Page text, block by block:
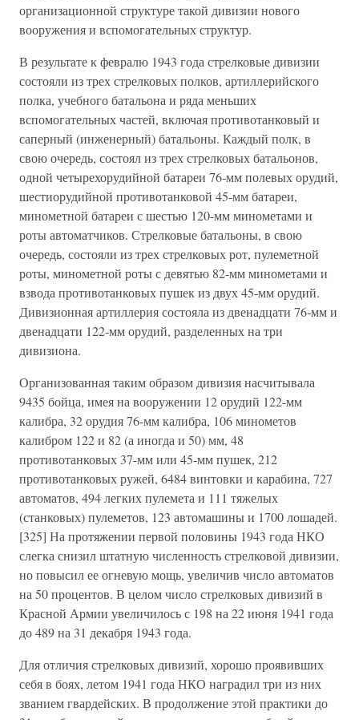
организационной структуре такой дивизии нового
вооружения и вспомогательных структур.
В результате к февралю 1943 года стрелковые дивизии
состояли из трех стрелковых полков, артиллерийского
полка, учебного батальона и ряда меньших
вспомогательных частей, включая противотанковый и
саперный (инженерный) батальоны. Каждый полк, в
свою очередь, состоял из трех стрелковых батальонов,
одной четырехорудийной батареи 76-мм полевых орудий,
шестиорудийной противотанковой 45-мм батареи,
минометной батареи с шестью 120-мм минометами и
роты автоматчиков. Стрелковые батальоны, в свою
очередь, состояли из трех стрелковых рот, пулеметной
роты, минометной роты с девятью 82-мм минометами и
взвода противотанковых пушек из двух 45-мм орудий.
Дивизионная артиллерия состояла из двенадцати 76-мм и
двенадцати 122-мм орудий, разделенных на три
дивизиона.
Организованная таким образом дивизия насчитывала
9435 бойца, имея на вооружении 12 орудий 122-мм
калибра, 32 орудия 76-мм калибра, 106 минометов
калибром 122 и 82 (а иногда и 50) мм, 48
противотанковых 37-мм или 45-мм пушек, 212
противотанковых ружей, 6484 винтовки и карабина, 727
автоматов, 494 легких пулемета и 111 тяжелых
(станковых) пулеметов, 123 автомашины и 1700 лошадей.
[325] На протяжении первой половины 1943 года НКО
слегка снизил штатную численность стрелковой дивизии,
но повысил ее огневую мощь, увеличив число автоматов
на 50 процентов. В целом число стрелковых дивизий в
Красной Армии увеличилось с 198 на 22 июня 1941 года
до 489 на 31 декабря 1943 года.
Для отличия стрелковых дивизий, хорошо проявивших
себя в боях, летом 1941 года НКО наградил три из них
званием гвардейских. В продолжение этой практики до